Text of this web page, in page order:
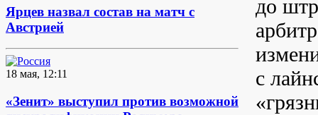
Ярцев назвал состав на матч с
Австрией
18 мая, 12:11
«Зенит» выступил против возможной
до
с